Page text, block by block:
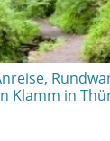
Klamm in